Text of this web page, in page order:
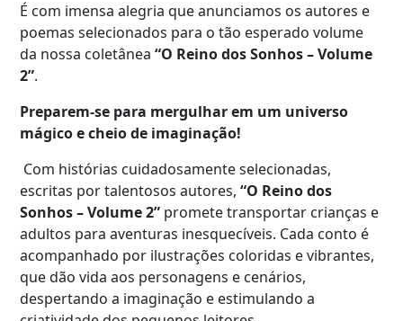
É com imensa alegria que anunciamos os autores e
poemas selecionados para o tão esperado volume
da nossa coletânea “O Reino dos Sonhos – Volume
2”.
Preparem-se para mergulhar em um universo
mágico e cheio de imaginação!
Com histórias cuidadosamente selecionadas,
escritas por talentosos autores, “O Reino dos
Sonhos– Volume 2” promete transportar crianças e
adultos para aventuras inesquecíveis. Cada conto é
acompanhado por ilustrações coloridas e vibrantes,
que dão vida aos personagens e cenários,
despertando a imaginação e estimulando a